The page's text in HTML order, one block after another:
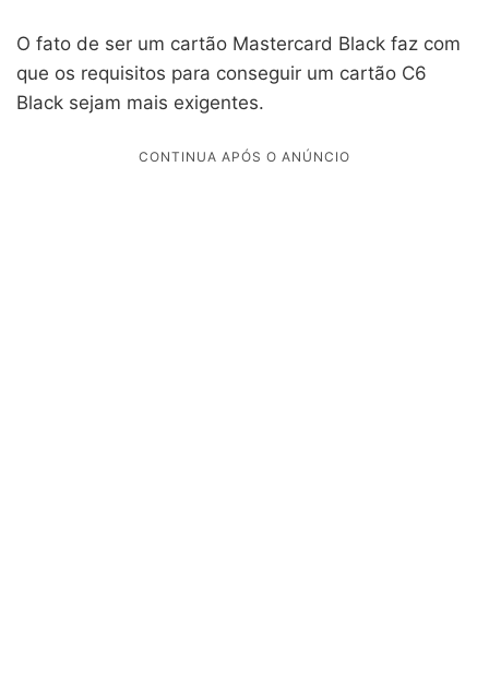
O fato de ser um cartão Mastercard Black faz com
que os requisitos para conseguir um cartão C6
Black sejam mais exigentes.